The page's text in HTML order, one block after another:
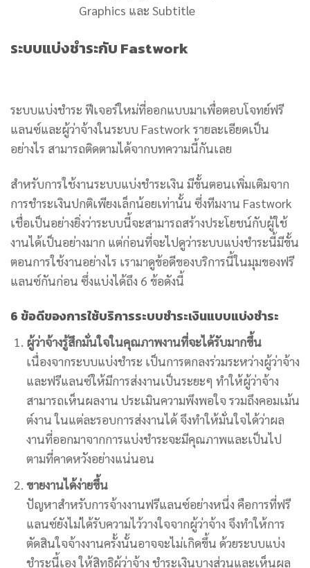
Graphics และ Subtitle
ระบบแบ่งชำระกับ Fastwork
ระบบแบ่งชำระ ฟีเจอร์ใหม่ที่ออกแบบมาเพื่อตอบโจทย์ฟรี
แลนซ์และผู้ว่าจ้างในระบบ Fastwork รายละเอียดเป็น
อย่างไร สามารถติดตามได้จากบทความนี้กันเลย
สำหรับการใช้งานระบบแบ่งชำระเงิน มีขั้นตอนเพิ่มเติมจาก
การชำระเงินปกติเพียงเล็กน้อยเท่านั้น ซึ่งทีมงาน Fastwork
เชื่อเป็นอย่างยิ่งว่าระบบนี้จะสามารถสร้างประโยชน์กับผู้ใช้
งานได้เป็นอย่างมาก แต่ก่อนที่จะไปดูว่าระบบแบ่งชำระนี้มีขั้น
ตอนการใช้งานอย่างไร เรามาดูข้อดีของบริการนี้ในมุมของฟรี
แลนซ์กันก่อน ซึ่งแบ่งได้ถึง 6 ข้อดังนี้
6 ข้อดีของการใช้บริการระบบชำระเงินแบบแบ่งชำระ
ผู้ว่าจ้างรู้สึกมั่นใจในคุณภาพงานที่จะได้รับมากขึ้น
เนื่องจากระบบแบ่งชำระ เป็นการตกลงร่วมระหว่างผู้ว่าจ้าง
และฟรีแลนซ์ให้มีการส่งงานเป็นระยะๆ ทำให้ผู้ว่าจ้าง
สามารถเห็นผลงาน ประเมินความพึงพอใจ รวมถึงคอมเม้น
ต์งาน ในแต่ละรอบการส่งงานได้ จึงทำให้มั่นใจได้ว่าผล
งานที่ออกมาจากการแบ่งชำระจะมีคุณภาพและเป็นไป
ตามที่คาดหวังอย่างแน่นอน
ขายงานได้ง่ายขึ้น
ปัญหาสำหรับการจ้างงานฟรีแลนซ์อย่างหนึ่ง คือการที่ฟรี
แลนซ์ยังไม่ได้รับความไว้วางใจจากผู้ว่าจ้าง จึงทำให้การ
ตัดสินใจจ้างงานครั้งนั้นอาจจะไม่เกิดขึ้น ด้วยระบบแบ่ง
ชำระนี้เอง ให้สิทธิผู้ว่าจ้าง ชำระเงินบางส่วนและเห็นผล